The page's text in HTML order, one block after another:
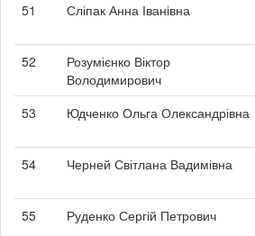
51
Сліпак Анна Іванівна
52
Розумієнко Віктор
Володимирович
53
Юдченко Ольга Олександрівна
54
Черней Світлана Вадимівна
55
Руденко Сергій Петрович